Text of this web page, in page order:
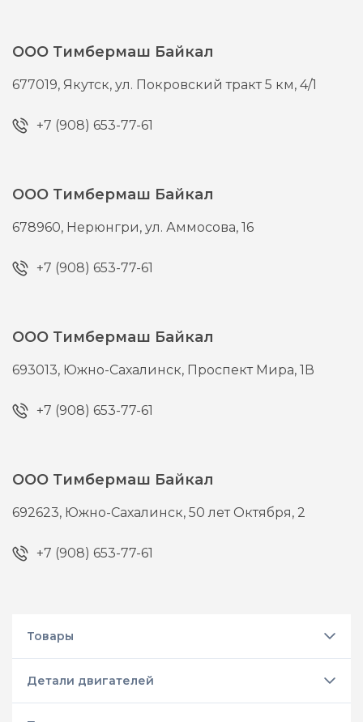
ООО Тимбермаш Байкал
677019, Якутск,ул. Покровский тракт 5 км, 4/1
+7 (908) 653-77-61
ООО Тимбермаш Байкал
678960, Нерюнгри,ул. Аммосова, 16
+7 (908) 653-77-61
ООО Тимбермаш Байкал
693013, Южно-Сахалинск, Проспект Мира, 1В
+7 (908) 653-77-61
ООО Тимбермаш Байкал
692623, Южно-Сахалинск,50 лет Октября, 2
+7 (908) 653-77-61
Товары
Детали двигателей